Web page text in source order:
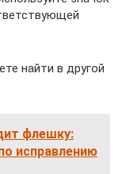
найти в другой
флешку:
исправлению